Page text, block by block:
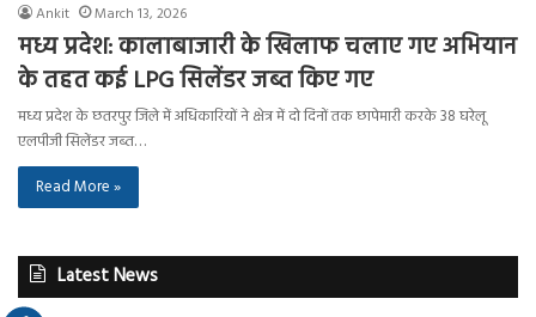
Ankit March 13, 2026
मध्य प्रदेश: कालाबाजारी के खिलाफ चलाए गए अभियान
के तहत कई LPG सिलेंडर जब्त किए गए
मध्य प्रदेश के छतरपुर जिले में अधिकारियों ने क्षेत्र में दो दिनों तक छापेमारी करके 38 घरेलू
एलपीजी सिलेंडर जब्त…
Read More »
Latest News